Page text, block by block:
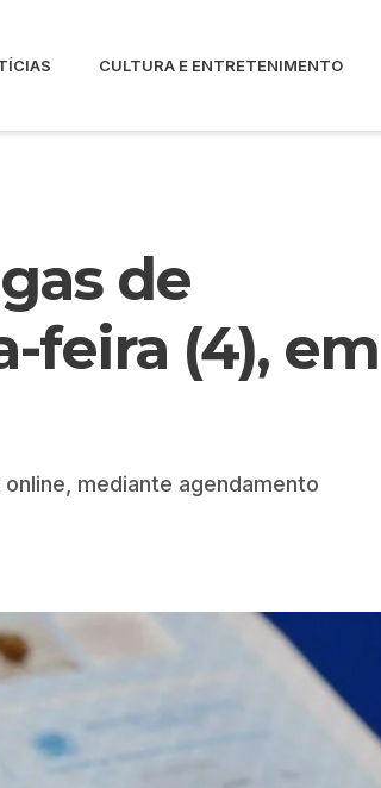
CULTURA E ENTRETENIMENTO
de
feira (4), em
mediante agendamento